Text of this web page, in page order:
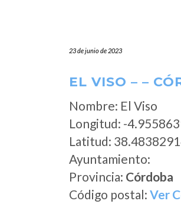
23 de junio de 2023
EL VISO – –
Nombre: El Viso
Longitud: -
Latitud:
Ayuntamiento:
Provincia: Córdoba
Código postal: Ver